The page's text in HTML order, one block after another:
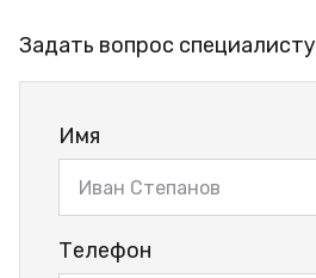
Задать вопрос специалисту
Имя
Телефон